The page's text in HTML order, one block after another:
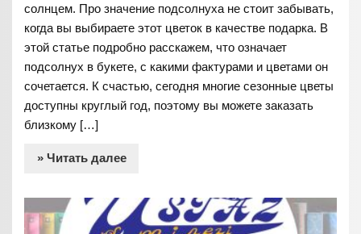
солнцем. Про значение подсолнуха не стоит забывать,
когда вы выбираете этот цветок в качестве подарка. В
этой статье подробно расскажем, что означает
подсолнух в букете, с какими фактурами и цветами он
сочетается. К счастью, сегодня многие сезонные цветы
доступны круглый год, поэтому вы можете заказать
близкому […]
» Читать далее